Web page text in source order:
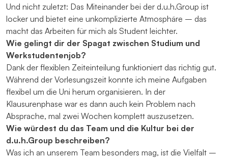
Und nicht zuletzt: Das Miteinander bei der d.u.h.Group ist
locker und bietet eine unkomplizierte Atmosphäre – das
macht das Arbeiten für mich als Student leichter.
Wie gelingt dir der Spagat zwischen Studium und
Werkstudentenjob?
Dank der flexiblen Zeiteinteilung funktioniert das richtig gut.
Während der Vorlesungszeit konnte ich meine Aufgaben
flexibel um die Uni herum organisieren. In der
Klausurenphase war es dann auch kein Problem nach
Absprache, mal zwei Wochen komplett auszusetzen.
Wie würdest du das Team und die Kultur bei der
d.u.h.Group beschreiben?
Was ich an unserem Team besonders mag, ist die Vielfalt –